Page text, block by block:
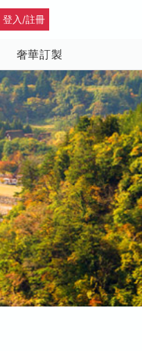
登入/註冊
奢華訂製